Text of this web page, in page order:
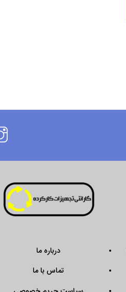
درباره ما
تماس با ما
سیاست حریم خصوصی